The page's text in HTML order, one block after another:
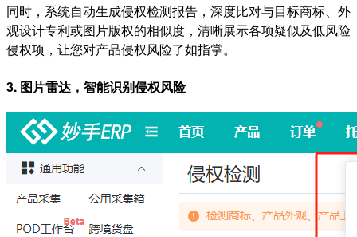
同时，系统自动生成侵权检测报告，深度比对与目标商标、外
观设计专利或图片版权的相似度，清晰展示各项疑似及低风险
侵权项，让您对产品侵权风险了如指掌。
3. 图片雷达，智能识别侵权风险